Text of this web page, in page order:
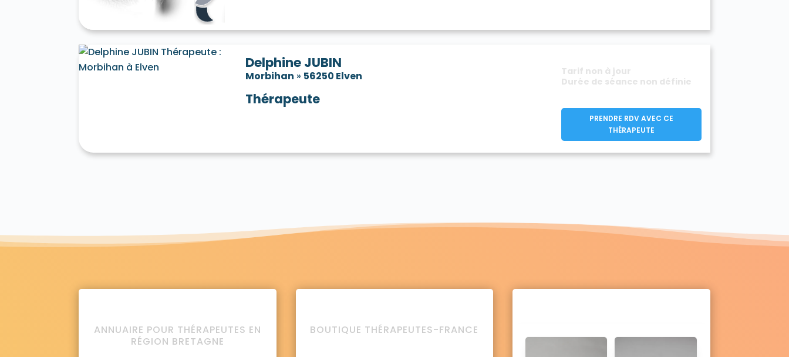
Delphine JUBIN
Morbihan » 56250 Elven
Thérapeute
Tarif non à jour
Durée de séance non définie
PRENDRE RDV AVEC CE
THÉRAPEUTE
ANNUAIRE POUR THÉRAPEUTES EN
RÉGION BRETAGNE
BOUTIQUE THÉRAPEUTES-FRANCE